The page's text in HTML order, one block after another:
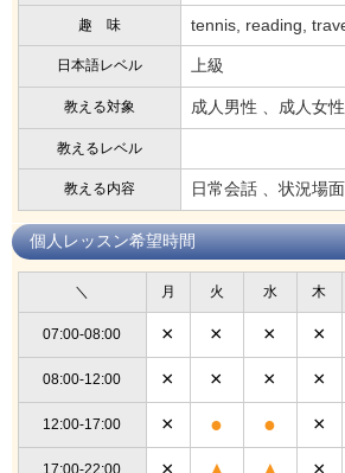
趣 味 tennis, reading,
日本語レベル 上級
教える対象 成人男性 、成人女
教えるレベル
教える内容 日常会話 、状況場
個人レッスン希望時間
＼ 月 火 水 木
07:00-08:00 × × × ×
08:00-12:00 × × × ×
12:00-17:00 × ● ● ×
17:00-22:00